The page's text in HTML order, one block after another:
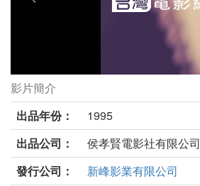
好男好女劇照
影片簡介
出品年份：
1995
出品公司：
侯孝賢電影社有限公司
發行公司：
新峰影業有限公司